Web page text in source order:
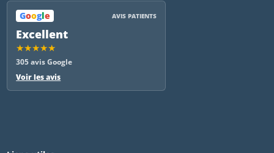
Google AVIS PATIENTS
Excellent
★★★★★
305 avis Google
Voir les avis